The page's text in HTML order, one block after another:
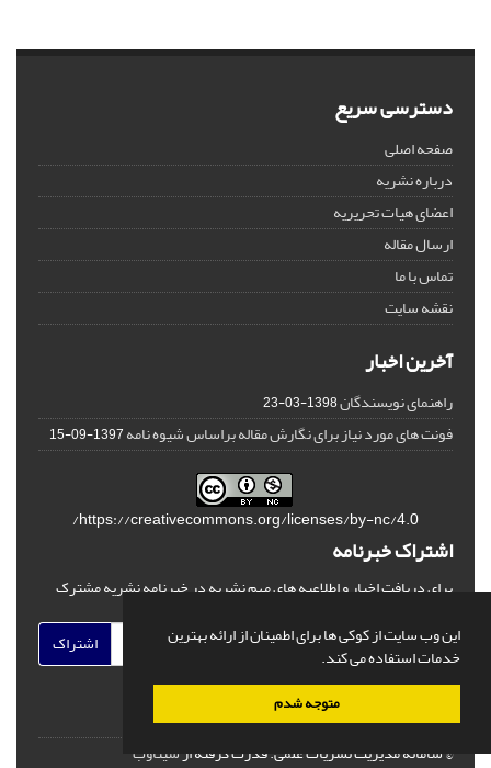
این وب سایت از کوکی ها برای اطمینان از ارائه بهترین
خدمات استفاده می کند.
متوجه شدم
دسترسی سریع
صفحه اصلی
درباره نشریه
اعضای هیات تحریریه
ارسال مقاله
تماس با ما
نقشه سایت
آخرین اخبار
راهنمای نویسندگان1398-03-23
فونت های مورد نیاز برای نگارش مقاله براساس شیوه نامه1397-09-15
https://creativecommons.org/licenses/by-nc/4.0/
اشتراک خبرنامه
برای دریافت اخبار و اطلاعیه های مهم نشریه در خبرنامه نشریه مشترک
اشتراک
© سامانه مدیریت نشریات علمی.قدرت گرفته ازسیناوب